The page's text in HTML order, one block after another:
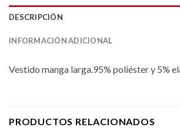
DESCRIPCIÓN
INFORMACIÓN ADICIONAL
Vestido manga larga.95% poliéster y 5%
PRODUCTOS RELACIONADOS